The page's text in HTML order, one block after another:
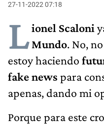
27-11-2022 07:18
Lionel Scaloni
Mundo. No,
estoy haciendo
fake news para
apenas, dando mi
Porque para este